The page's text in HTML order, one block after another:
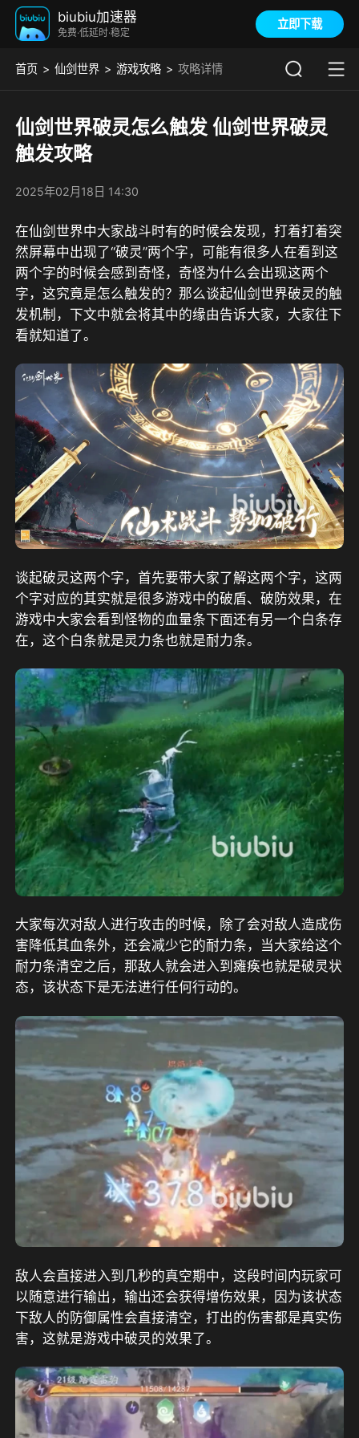
biubiu加速器
免费·低延时·稳定
立即下载
首页 仙剑世界 游戏攻略 攻略详情
仙剑世界破灵怎么触发 仙剑世界破灵
触发攻略
2025年02月18日 14:30
在仙剑世界中大家战斗时有的时候会发现，打着打着突
然屏幕中出现了“破灵”两个字，可能有很多人在看到这
两个字的时候会感到奇怪，奇怪为什么会出现这两个
字，这究竟是怎么触发的？那么谈起仙剑世界破灵的触
发机制，下文中就会将其中的缘由告诉大家，大家往下
看就知道了。
谈起破灵这两个字，首先要带大家了解这两个字，这两
个字对应的其实就是很多游戏中的破盾、破防效果，在
游戏中大家会看到怪物的血量条下面还有另一个白条存
在，这个白条就是灵力条也就是耐力条。
大家每次对敌人进行攻击的时候，除了会对敌人造成伤
害降低其血条外，还会减少它的耐力条，当大家给这个
耐力条清空之后，那敌人就会进入到瘫痪也就是破灵状
态，该状态下是无法进行任何行动的。
敌人会直接进入到几秒的真空期中，这段时间内玩家可
以随意进行输出，输出还会获得增伤效果，因为该状态
下敌人的防御属性会直接清空，打出的伤害都是真实伤
害，这就是游戏中破灵的效果了。